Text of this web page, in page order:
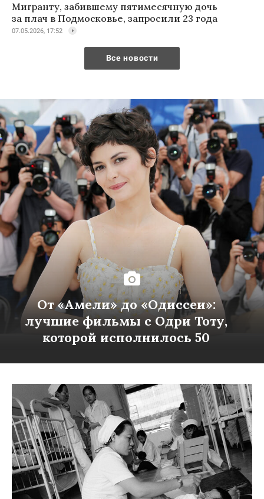
Мигранту, забившему пятимесячную дочь
за плач в Подмосковье, запросили 23 года
07.05.2026, 17:52
Все новости
От «Амели» до «Одиссеи»:
лучшие фильмы с Одри Тоту,
которой исполнилось 50